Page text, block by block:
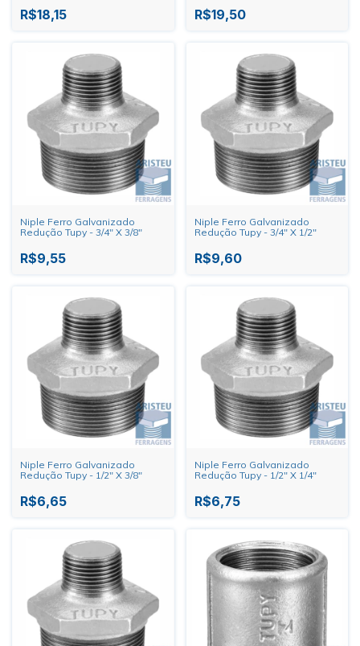
R$18,15 R$19,50
Niple Ferro Galvanizado
Redução Tupy - 3/4" X 3/8"
R$9,55
Niple Ferro Galvanizado
Redução Tupy - 3/4" X 1/2"
R$9,60
Niple Ferro Galvanizado
Redução Tupy - 1/2" X 3/8"
R$6,65
Niple Ferro Galvanizado
Redução Tupy - 1/2" X 1/4"
R$6,75